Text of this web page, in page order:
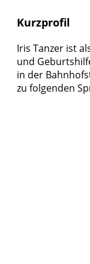
Kurzprofil
Iris Tanzer ist
und
in der
zu folgenden